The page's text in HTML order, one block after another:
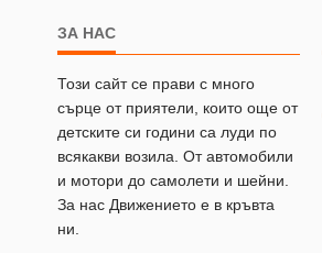
ЗА НАС
Този сайт се прави с много
сърце от приятели, които още от
детските си години са луди по
всякакви возила. От автомобили
и мотори до самолети и шейни.
За нас Движението е в кръвта
ни.